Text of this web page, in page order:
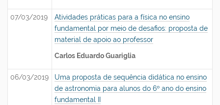
07/03/2019
Atividades práticas para a física no ensino
fundamental por meio de desafios: proposta de
material de apoio ao professor
Carlos Eduardo Guariglia
06/03/2019
Uma proposta de sequência didática no ensino
de astronomia para alunos do 6º ano do ensino
fundamental II